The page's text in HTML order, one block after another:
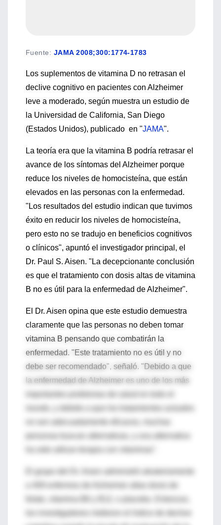
Fuente: JAMA 2008;300:1774-1783
Los suplementos de vitamina D no retrasan el
declive cognitivo en pacientes con Alzheimer
leve a moderado, según muestra un estudio de
la Universidad de California, San Diego
(Estados Unidos), publicado en "JAMA".
La teoría era que la vitamina B podría retrasar el
avance de los síntomas del Alzheimer porque
reduce los niveles de homocisteína, que están
elevados en las personas con la enfermedad.
"Los resultados del estudio indican que tuvimos
éxito en reducir los niveles de homocisteína,
pero esto no se tradujo en beneficios cognitivos
o clínicos", apuntó el investigador principal, el
Dr. Paul S. Aisen. "La decepcionante conclusión
es que el tratamiento con dosis altas de vitamina
B no es útil para la enfermedad de Alzheimer".
El Dr. Aisen opina que este estudio demuestra
claramente que las personas no deben tomar
vitamina B pensando que combatirán la
enfermedad. "Este tratamiento no es útil y no
debe ser recomendado", señaló. "Debido a que
la enfermedad de Alzheimer es uno de los más
importantes problemas de salud en todo el
ha sido utilizar terapia con vitaminas".
El grupo del Dr. Aisen administró aleatoriamente
los investigadores midieron el índice de declive